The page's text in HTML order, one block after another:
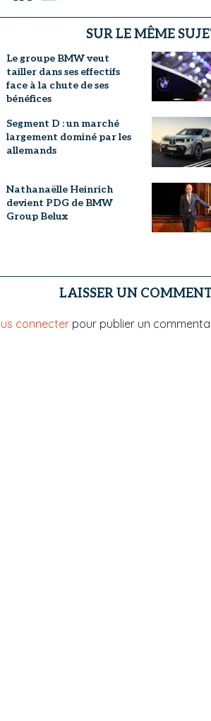
SUR LE MÊME
Le groupe BMW veut
tailler dans ses effectifs
face à la chute de ses
bénéfices
Segment D : un marché
largement dominé par les
allemands
Nathanaëlle Heinrich
devient PDG de BMW
Group Belux
LAISSER UN
connecter pour publier un